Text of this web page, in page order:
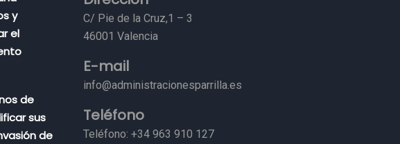
y
el
de
sus
de
C/ Pie de la Cruz,1 – 3
46001 Valencia
E-mail
info@administracionesparrilla.es
Teléfono
Teléfono: +34 963 910 127